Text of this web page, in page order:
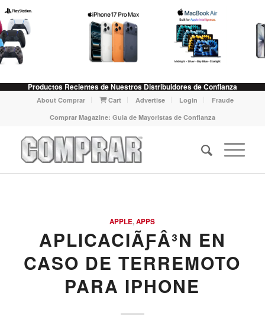
Productos Recientes de Nuestros Distribuidores de Confianza
About Comprar Cart Advertise Login
Fraude
Comprar Magazine: Guia de Mayoristas de Confianza
APPLE,APPS
APLICACIÃƑÂ³N EN
CASO DE TERREMOTO
PARA IPHONE